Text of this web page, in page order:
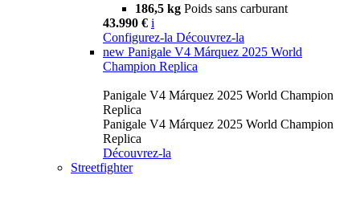
186,5 kg Poids sans carburant
43.990 € i
Configurez-la Découvrez-la
new Panigale V4 Márquez 2025 World
Champion Replica
Panigale V4 Márquez 2025 World Champion
Replica
Panigale V4 Márquez 2025 World Champion
Replica
Découvrez-la
Streetfighter